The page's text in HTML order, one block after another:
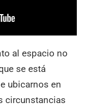
al espacio no
se está
ubicarnos en
circunstancias